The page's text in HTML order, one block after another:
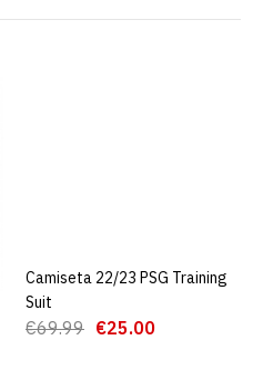
AGREGAR AL CARRO
ADD TO COMPARE
AGREGAR AL CARRO
Camiseta 22/23 PSG Training
Suit
€69.99 €25.00